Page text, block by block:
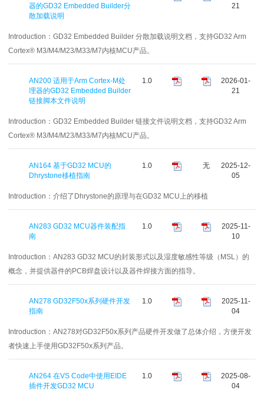
器的GD32 Embedded Builder分
散加载说明
21
Introduction： GD32 Embedded Builder 分散加载说明文档，支持GD32 Arm
Cortex® M3/M4/M23/M33/M7内核MCU产品。
AN200 适用于Arm Cortex-M处
理器的GD32 Embedded Builder
链接脚本文件说明
1.0
2026-01-
21
Introduction： GD32 Embedded Builder 链接文件说明文档，支持GD32 Arm
Cortex® M3/M4/M23/M33/M7内核MCU产品。
AN164 基于GD32 MCU的
Dhrystone移植指南
1.0 无
2025-12-
05
Introduction： 介绍了Dhrystone的原理与在GD32 MCU上的移植
AN283 GD32 MCU器件装配指
南
1.0
2025-11-
10
Introduction： AN283 GD32 MCU的封装形式以及湿度敏感性等级（MSL）的
概念，并提供器件的PCB焊盘设计以及器件焊接方面的指导。
AN278 GD32F50x系列硬件开发
指南
1.0
2025-11-
04
Introduction： AN278对GD32F50x系列产品硬件开发做了总体介绍，方便开发
者快速上手使用GD32F50x系列产品。
AN264 在VS Code中使用EIDE
插件开发GD32 MCU
1.0
2025-08-
04